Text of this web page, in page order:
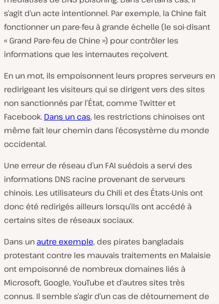
s’agit d’un acte intentionnel. Par exemple, la Chine fait
fonctionner un pare-feu à grande échelle (le soi-disant
« Grand Pare-feu de Chine ») pour contrôler les
informations que les internautes reçoivent.
En un mot, ils empoisonnent leurs propres serveurs en
redirigeant les visiteurs qui se dirigent vers des sites
non sanctionnés par l’État, comme Twitter et
Facebook. Dans un cas, les restrictions chinoises ont
même fait leur chemin dans l’écosystème du monde
occidental.
Une erreur de réseau d’un FAI suédois a servi des
informations DNS racine provenant de serveurs
chinois. Les utilisateurs du Chili et des États-Unis ont
donc été redirigés ailleurs lorsqu’ils ont accédé à
certains sites de réseaux sociaux.
Dans un autre exemple, des pirates bangladais
protestant contre les mauvais traitements en Malaisie
ont empoisonné de nombreux domaines liés à
Microsoft, Google, YouTube et d’autres sites très
connus. Il semble s’agir d’un cas de détournement de